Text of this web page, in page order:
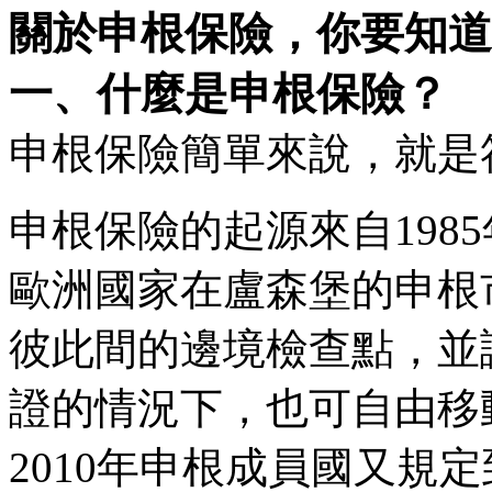
關於申根保險，你要知
一、什麼是申根保險？
申根保險簡單來說，就
申根保險的起源來自
歐洲國家在盧森堡的申
彼此間的邊境檢查點，
證的情況下，也可自由
2010年申根成員國又規